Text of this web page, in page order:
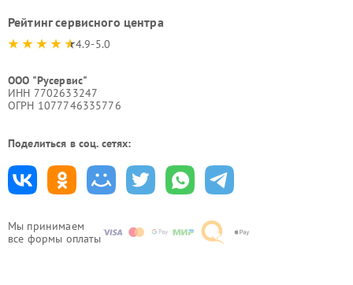
Мы принимаем
все формы оплаты
Рейтинг сервисного центра
4.9-5.0
ООО "Русервис"
ИНН 7702633247
ОГРН 1077746335776
Поделиться в соц. сетях: